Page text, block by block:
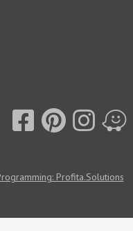
Profita.Solutions